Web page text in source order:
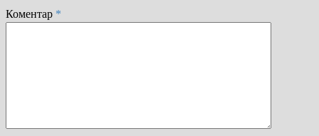
Коментар *